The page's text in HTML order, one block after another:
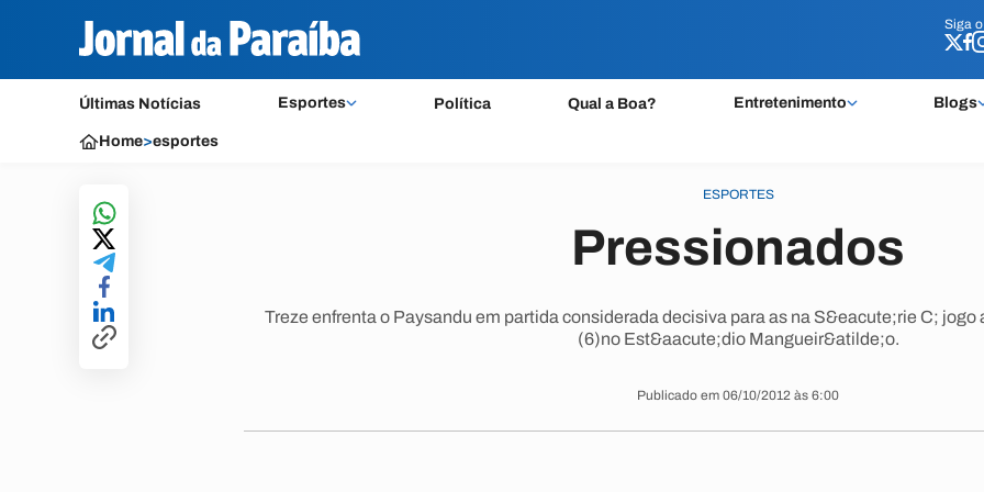
Siga o
Últimas Notícias Esportes Política Qual a Boa? Entretenimento Blogs
Siga o
Home>esportes
ESPORTES
Pressionados
Treze enfrenta o Paysandu em partida considerada decisiva para as na S&eacute;rie C;
(6)no Est&aacute;dio Mangueir&atilde;o.
Publicado em 06/10/2012 às 6:00